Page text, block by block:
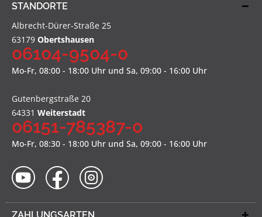
STANDORTE
Albrecht-Dürer-Straße 25
63179 Obertshausen
06104-9504-0
Mo-Fr, 08:00 - 18:00 Uhr und Sa, 09:00 - 16:00 Uhr
Gutenbergstraße 20
64331 Weiterstadt
06151-785387-0
Mo-Fr, 08:30 - 18:00 Uhr und Sa, 09:00 - 16:00 Uhr